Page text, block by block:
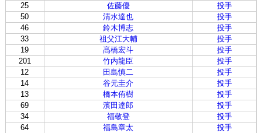
25
佐藤優
投手
50
清水達也
投手
46
鈴木博志
投手
33
祖父江大輔
投手
19
髙橋宏斗
投手
201
竹内龍臣
投手
12
田島慎二
投手
14
谷元圭介
投手
13
橋本侑樹
投手
69
濱田達郎
投手
34
福敬登
投手
64
福島章太
投手